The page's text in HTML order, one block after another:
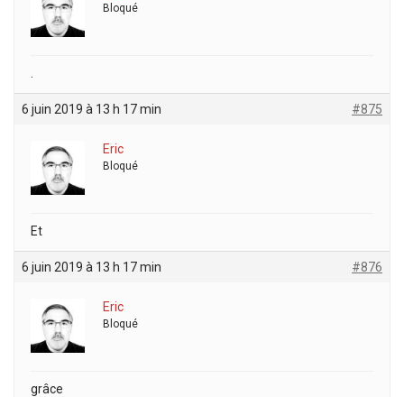
Bloqué
6 juin 2019 à 13 h 17 min #875
Eric
Bloqué
Et
6 juin 2019 à 13 h 17 min #876
Eric
Bloqué
grâce